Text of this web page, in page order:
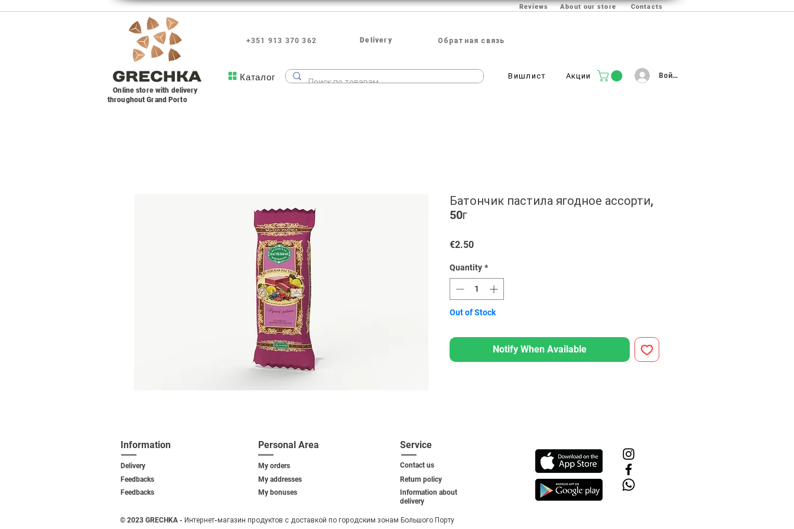
Reviews About our store Contacts
+351 913 370 362 Delivery Обратная связь
Online store with delivery
throughout Grand Porto
Каталог Вишлист Акции Войти
Батончик пастила ягодное ассорти,
50г
€2.50Price
Quantity *
Out of Stock
Notify When Available
Information
Delivery
Feedbacks
Feedbacks
Personal Area
My orders
My addresses
My bonuses
Service
Contact us
Return policy
Information about
delivery
© 2023 GRECHKA - Интернет-магазин продуктов с доставкой по городским зонам Большого Порту